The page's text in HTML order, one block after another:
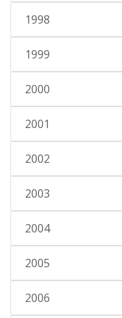
1998
1999
2000
2001
2002
2003
2004
2005
2006